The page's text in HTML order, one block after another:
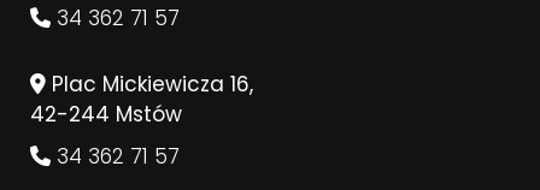
34 362 71 57
Plac Mickiewicza 16,
42-244 Mstów
34 362 71 57